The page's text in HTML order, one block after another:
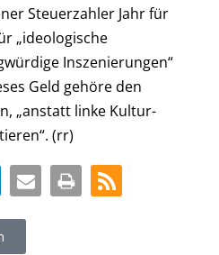
Steuerzahler Jahr für
„ideologische
Inszenierungen“
Geld gehöre den
„anstatt linke Kultur-
(rr)